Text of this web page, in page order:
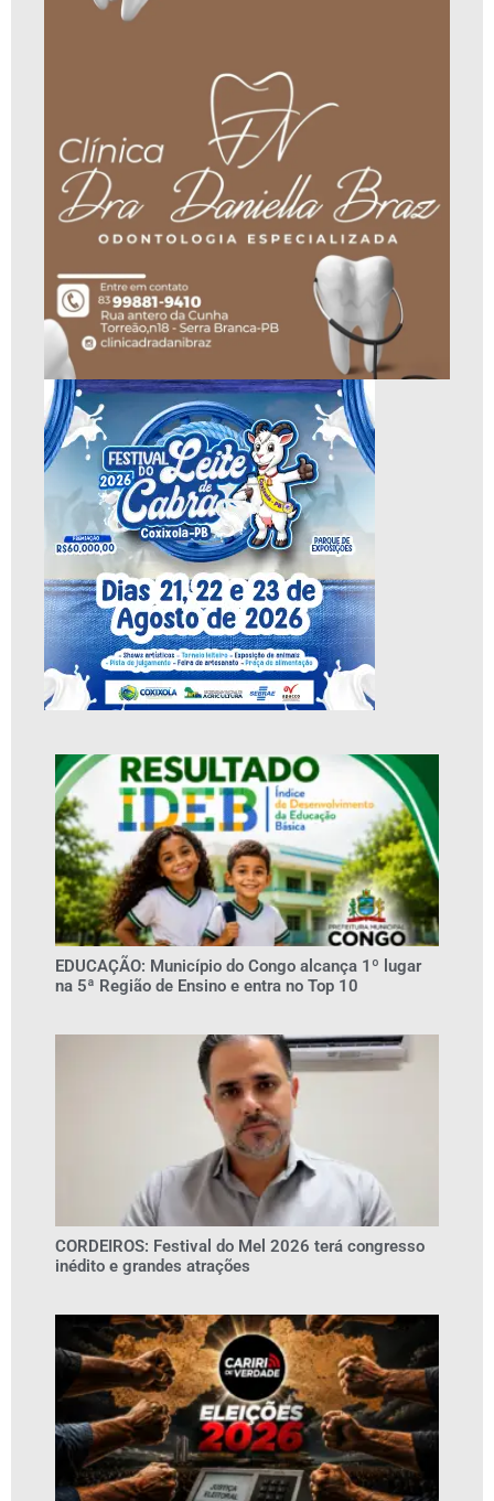
EDUCAÇÃO: Município do Congo alcança 1º lugar
na 5ª Região de Ensino e entra no Top 10
CORDEIROS: Festival do Mel 2026 terá congresso
inédito e grandes atrações